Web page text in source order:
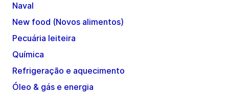
Naval
New food (Novos alimentos)
Pecuária leiteira
Química
Refrigeração e aquecimento
Óleo & gás e energia